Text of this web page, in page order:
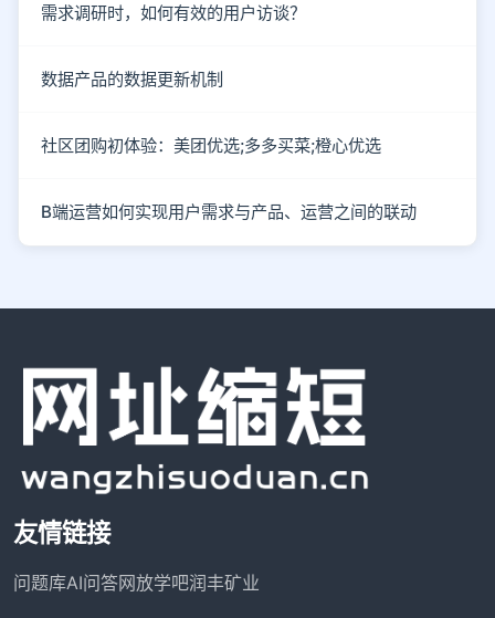
需求调研时，如何有效的用户访谈？
数据产品的数据更新机制
社区团购初体验：美团优选;多多买菜;橙心优选
B端运营如何实现用户需求与产品、运营之间的联动
友情链接
问题库AI问答网放学吧润丰矿业